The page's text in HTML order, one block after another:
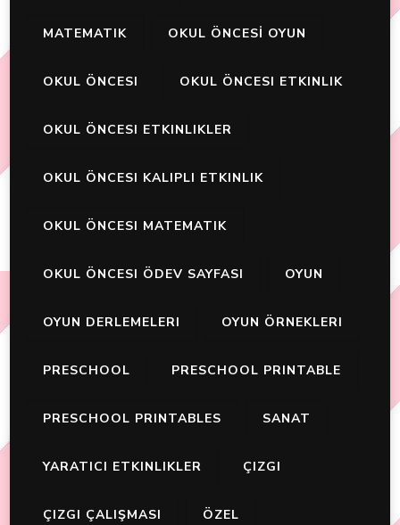
MATEMATIK OKUL ÖNCESİ OYUN
OKUL ÖNCESI OKUL ÖNCESI ETKINLIK
OKUL ÖNCESI ETKINLIKLER
OKUL ÖNCESI KALIPLI ETKINLIK
OKUL ÖNCESI MATEMATIK
OKUL ÖNCESI ÖDEV SAYFASI OYUN
OYUN DERLEMELERI OYUN ÖRNEKLERI
PRESCHOOL PRESCHOOL PRINTABLE
PRESCHOOL PRINTABLES SANAT
YARATICI ETKINLIKLER ÇIZGI
ÇIZGI ÇALIŞMASI ÖZEL